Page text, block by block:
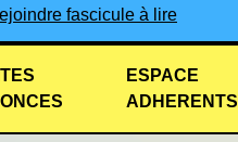
fascicule à lire
ESPACE
ADHERENTS